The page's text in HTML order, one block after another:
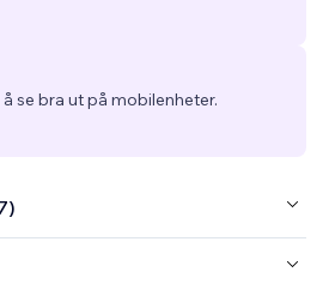
se bra ut på mobilenheter.